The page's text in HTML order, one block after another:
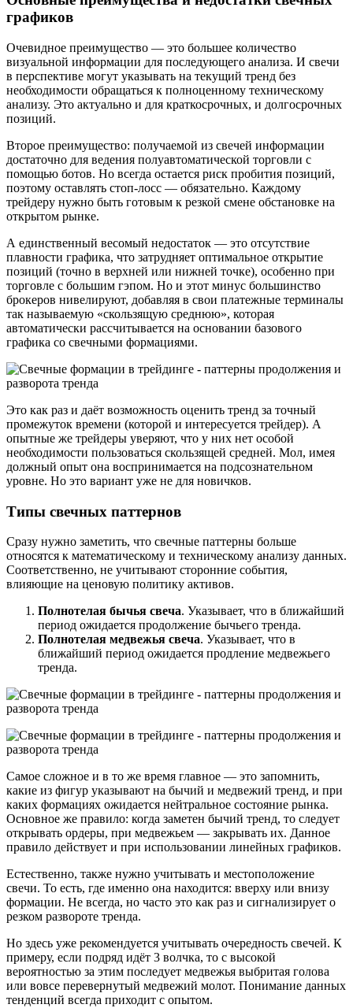
графиков
Очевидное преимущество — это большее количество
визуальной информации для последующего анализа. И свечи
в перспективе могут указывать на текущий тренд без
необходимости обращаться к полноценному техническому
анализу. Это актуально и для краткосрочных, и долгосрочных
позиций.
Второе преимущество: получаемой из свечей информации
достаточно для ведения полуавтоматической торговли с
помощью ботов. Но всегда остается риск пробития позиций,
поэтому оставлять стоп-лосс — обязательно. Каждому
трейдеру нужно быть готовым к резкой смене обстановке на
открытом рынке.
А единственный весомый недостаток — это отсутствие
плавности графика, что затрудняет оптимальное открытие
позиций (точно в верхней или нижней точке), особенно при
торговле с большим гэпом. Но и этот минус большинство
брокеров нивелируют, добавляя в свои платежные терминалы
так называемую «скользящую среднюю», которая
автоматически рассчитывается на основании базового
графика со свечными формациями.
Это как раз и даёт возможность оценить тренд за точный
промежуток времени (которой и интересуется трейдер). А
опытные же трейдеры уверяют, что у них нет особой
необходимости пользоваться скользящей средней. Мол, имея
должный опыт она воспринимается на подсознательном
уровне. Но это вариант уже не для новичков.
Типы свечных паттернов
Сразу нужно заметить, что свечные паттерны больше
относятся к математическому и техническому анализу данных.
Соответственно, не учитывают сторонние события,
влияющие на ценовую политику активов.
Полнотелая бычья свеча. Указывает, что в ближайший
период ожидается продолжение бычьего тренда.
Полнотелая медвежья свеча. Указывает, что в
ближайший период ожидается продление медвежьего
тренда.
Самое сложное и в то же время главное — это запомнить,
какие из фигур указывают на бычий и медвежий тренд, и при
каких формациях ожидается нейтральное состояние рынка.
Основное же правило: когда заметен бычий тренд, то следует
открывать ордеры, при медвежьем — закрывать их. Данное
правило действует и при использовании линейных графиков.
Естественно, также нужно учитывать и местоположение
свечи. То есть, где именно она находится: вверху или внизу
формации. Не всегда, но часто это как раз и сигнализирует о
резком развороте тренда.
Но здесь уже рекомендуется учитывать очередность свечей. К
примеру, если подряд идёт 3 волчка, то с высокой
вероятностью за этим последует медвежья выбритая голова
или вовсе перевернутый медвежий молот. Понимание данных
тенденций всегда приходит с опытом.